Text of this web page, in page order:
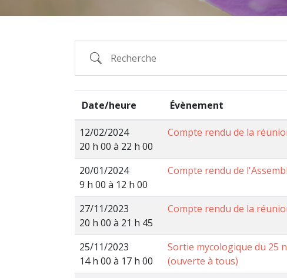
Date/heure Évènement
12/02/2024
20 h 00 à 22 h 00
Compte rendu de la
20/01/2024
9 h 00 à 12 h 00
Compte rendu de
27/11/2023
20 h 00 à 21 h 45
Compte rendu de la
25/11/2023
14 h 00 à 17 h 00
Sortie mycologique du 25
(ouverte à tous)